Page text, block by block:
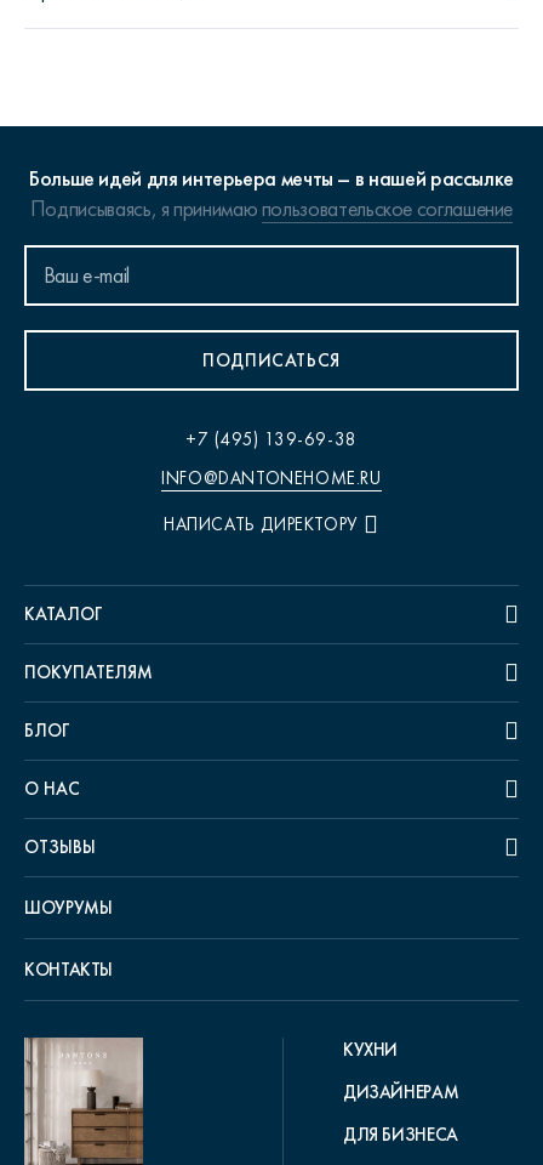
Больше идей для интерьера мечты – в нашей рассылке
Подписываясь, я принимаюпользовательское соглашение
ПОДПИСАТЬСЯ
+7 (495) 139-69-38
INFO@DANTONEHOME.RU
НАПИСАТЬ ДИРЕКТОРУ
КАТАЛОГ
ПОКУПАТЕЛЯМ
БЛОГ
О НАС
ОТЗЫВЫ
ШОУРУМЫ
КОНТАКТЫ
КУХНИ
ДИЗАЙНЕРАМ
ДЛЯ БИЗНЕСА